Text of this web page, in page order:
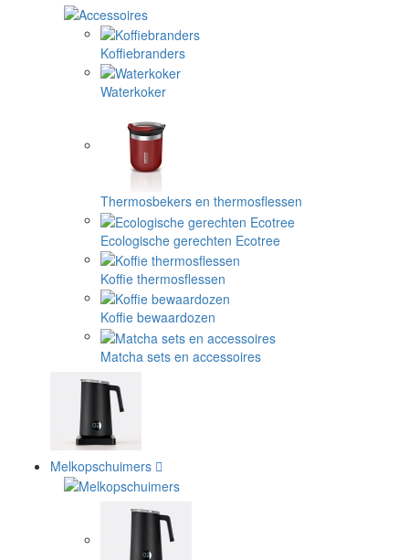
Koffiebranders
Waterkoker
Thermosbekers en thermosflessen
Ecologische gerechten Ecotree
Koffie thermosflessen
Koffie bewaardozen
Matcha sets en accessoires
Melkopschuimers